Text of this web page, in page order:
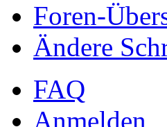
Foren-
Ändere
FAQ
Anmelden